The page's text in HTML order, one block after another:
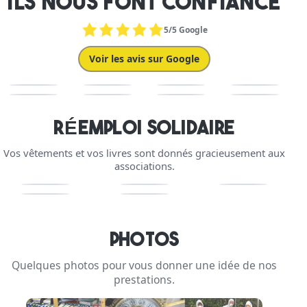
ILS NOUS FONT CONFIANCE
5/5 Google
Voir les avis sur Google
RÉEMPLOI SOLIDAIRE
Vos vêtements et vos livres sont donnés gracieusement aux
associations.
PHOTOS
Quelques photos pour vous donner une idée de nos
prestations.